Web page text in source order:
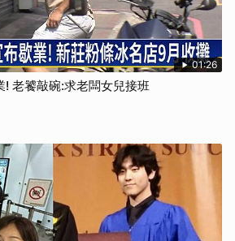
01:26
! 老饕敲碗:求老闆女兒接班